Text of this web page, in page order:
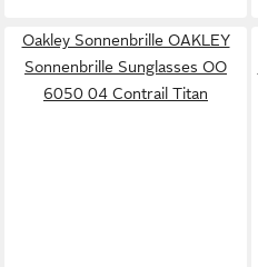
Oakley Sonnenbrille OAKLEY
Sonnenbrille Sunglasses OO
6050 04 Contrail Titan